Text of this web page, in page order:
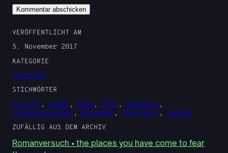
VERÖFFENTLICHT AM
5. November 2017
KATEGORIE
Leseheld
STICHWÖRTER
Analyse, Drama , Ebbe, Flut , Gedanken
Liebeserklärung , November, Spotlight , Zauber
ZUFÄLLIG AUS DEM ARCHIV
Romanversuch • the places you have come to fear